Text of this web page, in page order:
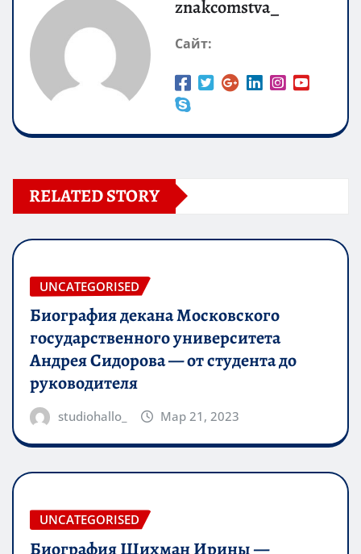
znakcomstva_
Сайт:
RELATED STORY
UNCATEGORISED
Биография декана Московского
государственного университета
Андрея Сидорова — от студента до
руководителя
studiohallo_ Мар 21, 2023
UNCATEGORISED
Биография Шихман Ирины —